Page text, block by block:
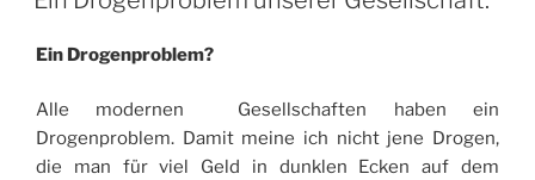
Ein Drogenproblem?
Alle modernen Gesellschaften haben ein
Drogenproblem. Damit meine ich nicht jene Drogen,
die man für viel Geld in dunklen Ecken auf dem